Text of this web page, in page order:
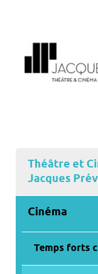
Théâtre et
Jacques
Cinéma
Temps forts